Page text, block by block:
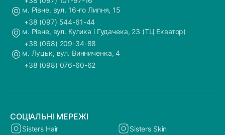
м. Рівне, вул. 16-го Липня, 15
+38 (097) 544-61-44
м. Рівне, вул. Кулика і Гудачека, 23 (ТЦ Екватор)
+38 (068) 209-34-88
м. Луцьк, вул. Винниченка, 4
+38 (098) 076-60-62
СОЦІАЛЬНІ МЕРЕЖІ
Sisters Hair Sisters Skin